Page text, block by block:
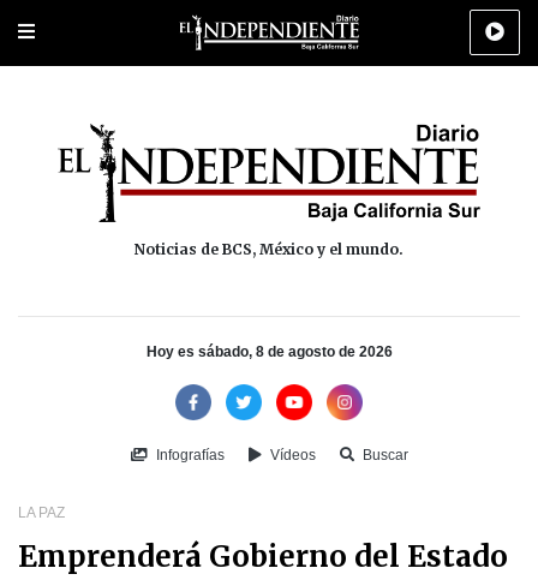
Portada Los Cabos Policiaca Deportes Cultura
Noticias de BCS, México y el mundo.
Hoy es sábado, 8 de agosto de 2026
Infografías Vídeos Buscar
LA PAZ
Emprenderá Gobierno del Estado